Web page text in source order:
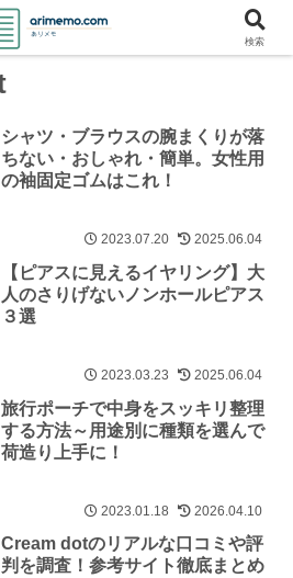
シャツ・ブラウスの腕まくりが落
ちない・おしゃれ・簡単。女性用
の袖固定ゴムはこれ！
2023.07.20 2025.06.04
【ピアスに見えるイヤリング】大
人のさりげないノンホールピアス
３選
2023.03.23 2025.06.04
旅行ポーチで中身をスッキリ整理
する方法～用途別に種類を選んで
荷造り上手に！
2023.01.18 2026.04.10
Cream dotのリアルな口コミや評
判を調査！参考サイト徹底まとめ
検索